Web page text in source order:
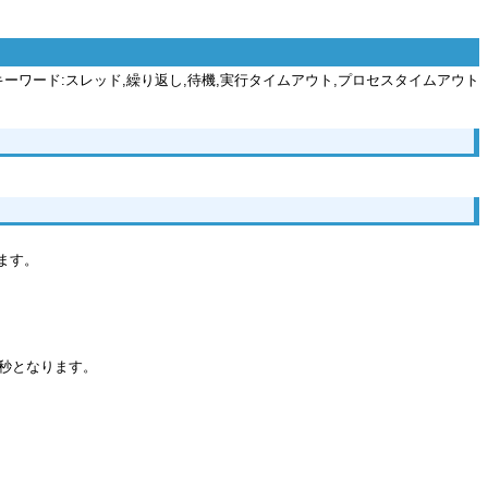
ーワード:スレッド,繰り返し,待機,実行タイムアウト,プロセスタイムアウト
。
となります。